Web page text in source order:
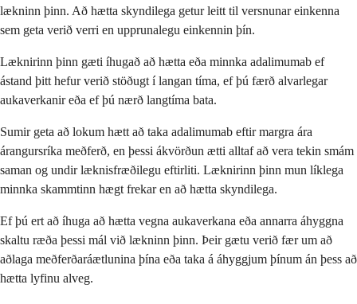
lækninn þinn. Að hætta skyndilega getur leitt til versnunar einkenna
sem geta verið verri en upprunalegu einkennin þín.
Læknirinn þinn gæti íhugað að hætta eða minnka adalimumab ef
ástand þitt hefur verið stöðugt í langan tíma, ef þú færð alvarlegar
aukaverkanir eða ef þú nærð langtíma bata.
Sumir geta að lokum hætt að taka adalimumab eftir margra ára
árangursríka meðferð, en þessi ákvörðun ætti alltaf að vera tekin smám
saman og undir læknisfræðilegu eftirliti. Læknirinn þinn mun líklega
minnka skammtinn hægt frekar en að hætta skyndilega.
Ef þú ert að íhuga að hætta vegna aukaverkana eða annarra áhyggna
skaltu ræða þessi mál við lækninn þinn. Þeir gætu verið fær um að
aðlaga meðferðaráætlunina þína eða taka á áhyggjum þínum án þess að
hætta lyfinu alveg.